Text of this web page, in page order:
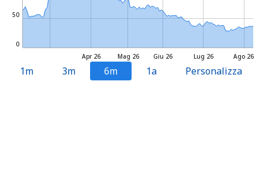
Mag 26 Lug 26
Apr 26 Giu 26 Ago 26
0
50
1m 3m 6m 1a Personalizza